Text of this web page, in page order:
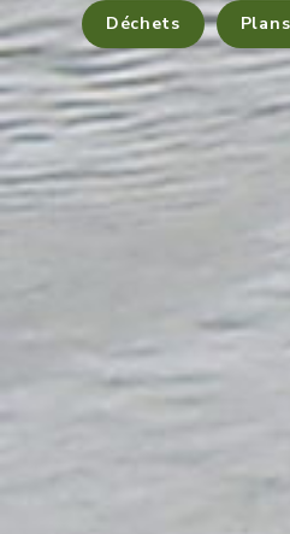
Déchets